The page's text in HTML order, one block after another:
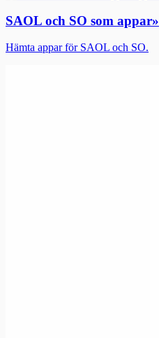
SAOL och SO som appar»
Hämta appar för SAOL och SO.